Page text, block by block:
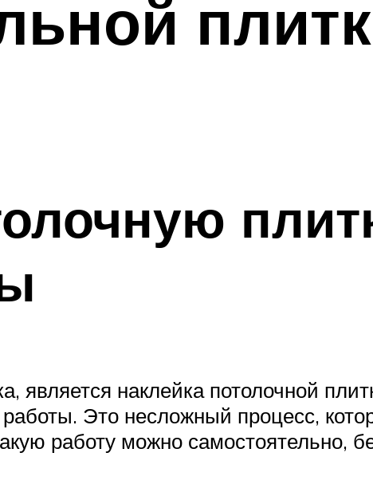
является наклейка потолочной
Это несложный процесс,
работу можно самостоятельно,